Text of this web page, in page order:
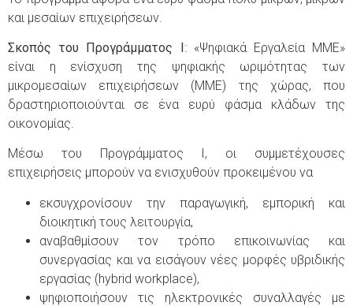
και μεσαίων επιχειρήσεων.
Σκοπός του Προγράμματος I: «Ψηφιακά Εργαλεία MME»
είναι η ενίσχυση της ψηφιακής ωριμότητας των
μικρομεσαίων επιχειρήσεων (ΜΜΕ) της χώρας, που
δραστηριοποιούνται σε ένα ευρύ φάσμα κλάδων της
οικονομίας.
Μέσω του Προγράμματος I, οι συμμετέχουσες
επιχειρήσεις μπορούν να ενισχυθούν προκειμένου να
εκσυγχρονίσουν την παραγωγική, εμπορική και
διοικητική τους λειτουργία,
αναβαθμίσουν τον τρόπο επικοινωνίας και
συνεργασίας και να εισάγουν νέες μορφές υβριδικής
εργασίας (hybrid workplace),
ψηφιοποιήσουν τις ηλεκτρονικές συναλλαγές με